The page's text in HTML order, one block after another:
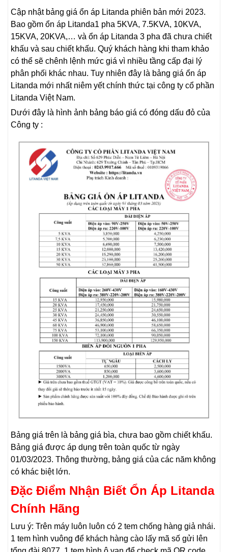
Cập nhật bảng giá ổn áp Litanda phiên bản mới 2023.
Bao gồm ổn áp Litanda1 pha 5KVA, 7.5KVA, 10KVA,
15KVA, 20KVA,… và ổn áp Litanda 3 pha đã chưa chiết
khấu và sau chiết khấu. Quý khách hàng khi tham khảo
có thể sẽ chênh lệnh mức giá vì nhiều tầng cấp đại lý
phân phối khác nhau. Tuy nhiên đây là bảng giá ổn áp
Litanda mới nhất niêm yết chính thức tại công ty cổ phần
Litanda Việt Nam.
Dưới đây là hình ảnh bảng báo giá có đóng dấu đỏ của
Công ty :
Bảng giá trên là bảng giá bìa, chưa bao gồm chiết khấu.
Bảng giá được áp dụng trên toàn quốc từ ngày
01/03/2023. Thông thường, bảng giá của các năm không
có khác biệt lớn.
Đặc Điểm Nhận Biết Ổn Áp Litanda
Chính Hãng
Lưu ý: Trên máy luôn luôn có 2 tem chống hàng giả nhái.
1 tem hình vuông để khách hàng cào lấy mã số gửi lên